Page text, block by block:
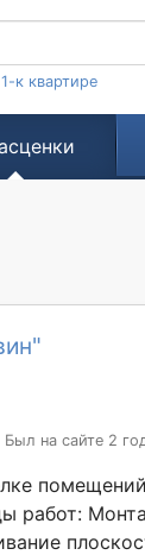
к квартире
Был на сайте 2
работ: